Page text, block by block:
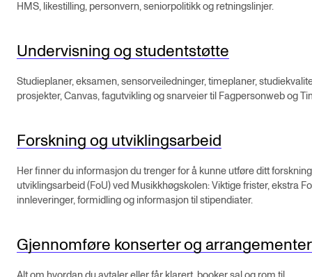
HMS, likestilling, personvern, seniorpolitikk og retningslinjer.
Undervisning og studentstøtte
Studieplaner, eksamen, sensorveiledninger, timeplaner,
prosjekter, Canvas, fagutvikling og snarveier til Fagpersonweb og
Forskning og utviklingsarbeid
Her finner du informasjon du trenger for å kunne utføre ditt
utviklingsarbeid (FoU) ved Musikkhøgskolen: Viktige frister, ekstra
innleveringer, formidling og informasjon til stipendiater.
Gjennomføre konserter og arrangementer